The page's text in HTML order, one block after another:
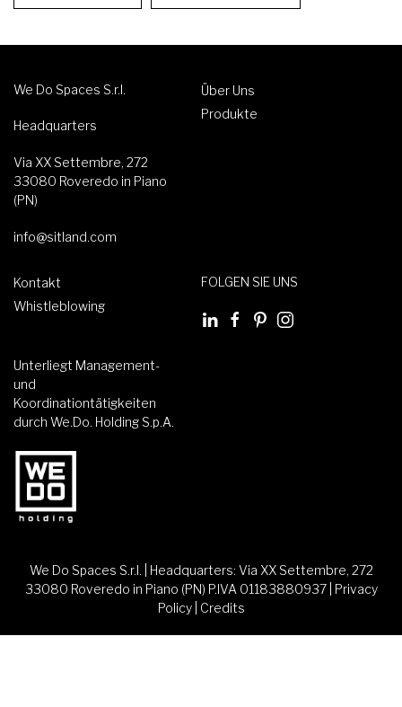
We Do Spaces S.r.l.
Headquarters
Via XX Settembre, 272
33080 Roveredo in Piano
(PN)
info@sitland.com
Über Uns
Produkte
Kontakt
Whistleblowing
FOLGEN SIE UNS
Unterliegt Management-
und
Koordinationtätigkeiten
durch We.Do. Holding S.p.A.
We Do Spaces S.r.l. | Headquarters: Via XX Settembre, 272
33080 Roveredo in Piano (PN) P.IVA 01183880937 | Privacy
Policy| Credits